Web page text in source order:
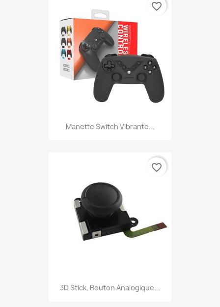
Manette Switch Vibrante...
favorite_border
3D Stick, Bouton Analogique...
favorite_border